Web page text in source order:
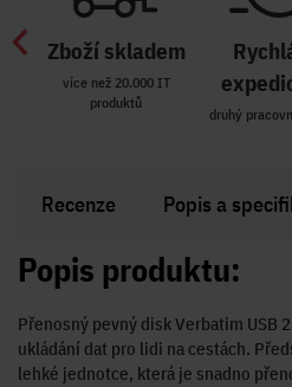
Zboží skladem
více než 20.000 IT
produktů
druhý
Recenze Popis a
Popis produktu:
Přenosný pevný disk Verbatim USB
ukládání dat pro lidi na cestách.
lehké jednotce, která je snadno